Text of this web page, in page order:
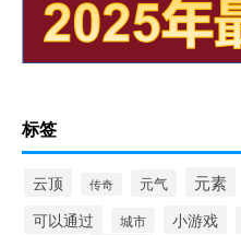
标签
云顶 传奇 元气 元素
可以通过 城市 小游戏